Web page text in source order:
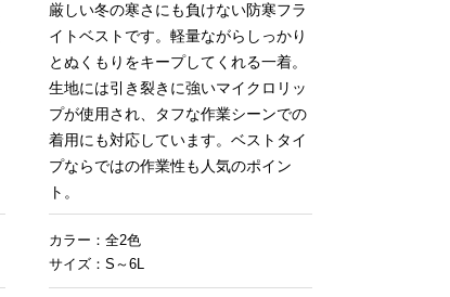
厳しい冬の寒さにも負けない防寒フラ
イトベストです。軽量ながらしっかり
とぬくもりをキープしてくれる一着。
生地には引き裂きに強いマイクロリッ
プが使用され、タフな作業シーンでの
着用にも対応しています。ベストタイ
プならではの作業性も人気のポイン
ト。
カラー：全2色
サイズ：S～6L